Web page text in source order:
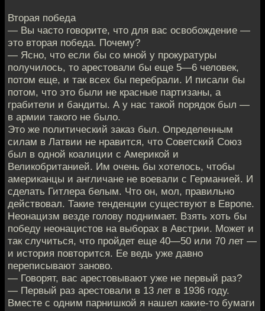
Вторая победа
— Вы часто говорите, что для вас освобождение —
это вторая победа. Почему?
— Ясно, что если бы со мной у прокуратуры
получилось, то арестовали бы еще 5—6 человек,
потом еще, и так всех бы перебрали. И писали бы
потом, что это были не красные партизаны, а
грабители и бандиты. А у нас такой порядок был —
в армии такого не было.
Это же политический заказ был. Определенным
силам в Латвии не нравится, что Советский Союз
был в одной коалиции с Америкой и
Великобританией. Им очень бы хотелось, чтобы
американцы и англичане не воевали с Германией. И
сделать Гитлера белым. Что он, мол, правильно
действовал. Такие тенденции существуют в Европе.
Неонацизм везде голову поднимает. Взять хоть бы
победу неонацистов на выборах в Австрии. Может и
так случиться, что пройдет еще 40—50 или 70 лет —
и история повторится. Ее ведь уже давно
переписывают заново.
— Говорят, вас арестовывают уже не первый раз?
— Первый раз арестовали в 13 лет в 1936 году.
Вместе с одним парнишкой я нашел какие-то бумаги